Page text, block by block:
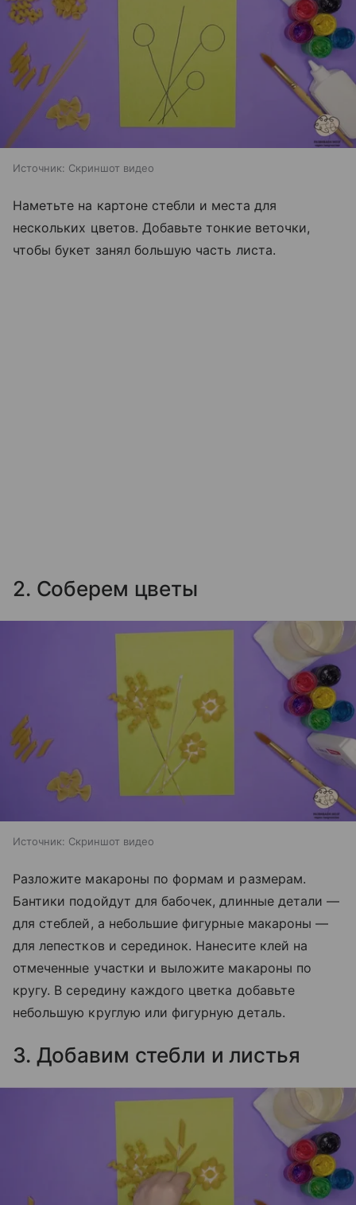
Источник: Скриншот видео
Наметьте на картоне стебли и места для
нескольких цветов. Добавьте тонкие веточки,
чтобы букет занял большую часть листа.
2. Соберем цветы
Источник: Скриншот видео
Разложите макароны по формам и размерам.
Бантики подойдут для бабочек, длинные детали —
для стеблей, а небольшие фигурные макароны —
для лепестков и серединок. Нанесите клей на
отмеченные участки и выложите макароны по
кругу. В середину каждого цветка добавьте
небольшую круглую или фигурную деталь.
3. Добавим стебли и листья